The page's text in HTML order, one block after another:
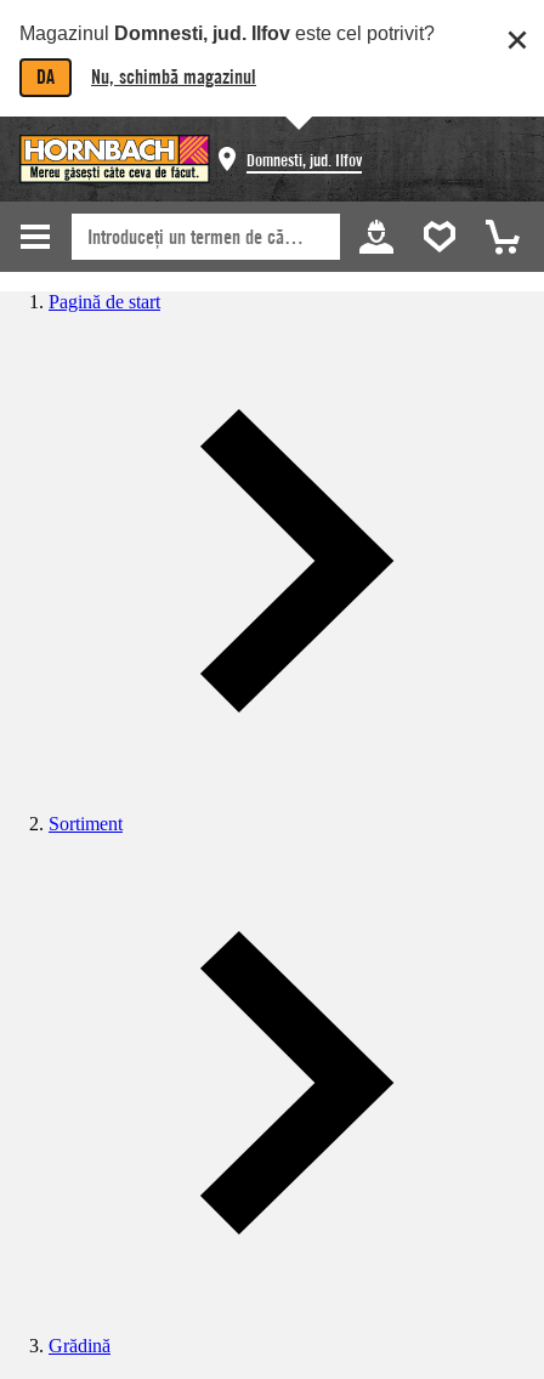
Magazinul Domnesti, jud. Ilfov este cel potrivit?
DA Nu, schimbă magazinul
Domnesti, jud. Ilfov
Pagină de start
Sortiment
Grădină